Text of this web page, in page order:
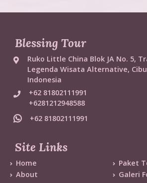
Blessing Tour
Ruko Little China Blok JA No. 5,
Legenda Wisata Alternative,
Indonesia
+62 81802111991
+6281212948588
+62 81802111991
Site Links
Home
Paket
About
Galeri